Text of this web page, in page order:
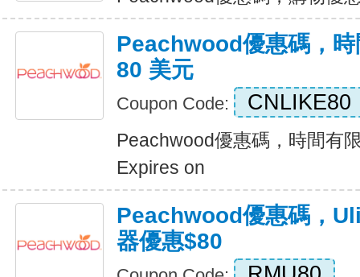
Peachwood優惠碼，
80 美元
Coupon Code: CNLIKE80
Peachwood優惠碼，時間有
Expires on
Peachwood優惠碼，
器優惠$80